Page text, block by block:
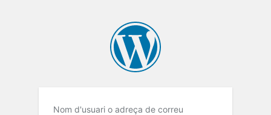
Nom d'usuari o adreça de correu